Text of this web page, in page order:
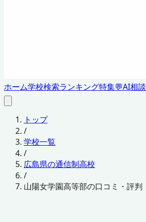
ホーム学校検索ランキング特集💬AI相談
トップ
/
学校一覧
/
広島県の通信制高校
/
山陽女学園高等部の口コミ・評判